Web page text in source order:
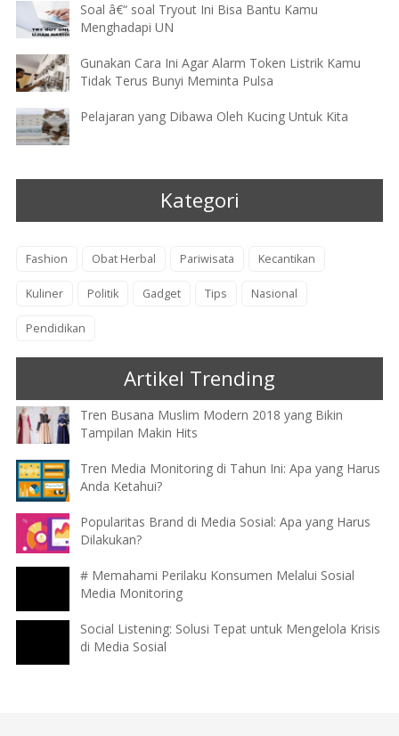
Soal â€“ soal Tryout Ini Bisa Bantu Kamu
Menghadapi UN
Gunakan Cara Ini Agar Alarm Token Listrik Kamu
Tidak Terus Bunyi Meminta Pulsa
Pelajaran yang Dibawa Oleh Kucing Untuk Kita
Kategori
Fashion Obat Herbal Pariwisata Kecantikan
Kuliner Politik Gadget Tips Nasional
Pendidikan
Artikel Trending
Tren Busana Muslim Modern 2018 yang Bikin
Tampilan Makin Hits
Tren Media Monitoring di Tahun Ini: Apa yang Harus
Anda Ketahui?
Popularitas Brand di Media Sosial: Apa yang Harus
Dilakukan?
# Memahami Perilaku Konsumen Melalui Sosial
Media Monitoring
Social Listening: Solusi Tepat untuk Mengelola Krisis
di Media Sosial